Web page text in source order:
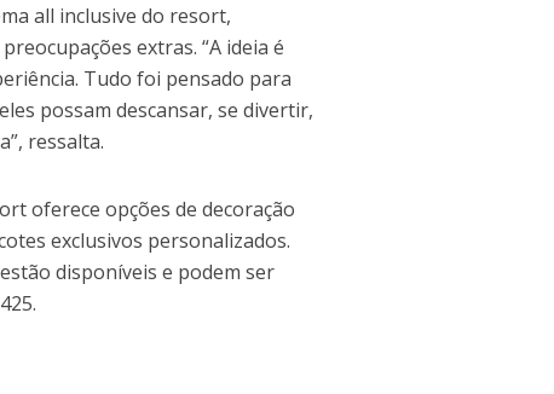
all inclusive do resort,
extras. “A ideia é
Tudo foi pensado para
possam descansar, se divertir,
ressalta.
oferece opções de decoração
exclusivos personalizados.
disponíveis e podem ser